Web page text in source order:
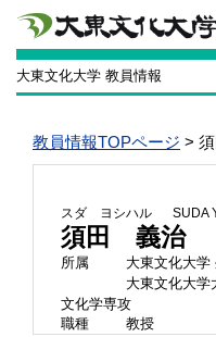
大東文化大学 教員情報
教員情報TOPページ >
スダ ヨシハル SUDA
須田 義治
所属
大東文化大学
大東文化大学
文化学専攻
職種
教授